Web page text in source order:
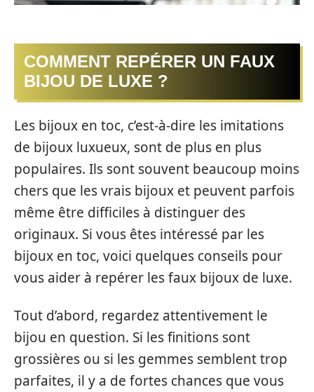
COMMENT REPÉRER UN FAUX
BIJOU DE LUXE ?
Les bijoux en toc, c’est-à-dire les imitations
de bijoux luxueux, sont de plus en plus
populaires. Ils sont souvent beaucoup moins
chers que les vrais bijoux et peuvent parfois
même être difficiles à distinguer des
originaux. Si vous êtes intéressé par les
bijoux en toc, voici quelques conseils pour
vous aider à repérer les faux bijoux de luxe.
Tout d’abord, regardez attentivement le
bijou en question. Si les finitions sont
grossières ou si les gemmes semblent trop
parfaites, il y a de fortes chances que vous